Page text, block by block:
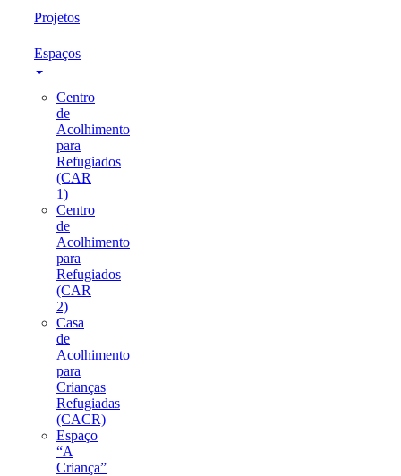
Projetos
Espaços
Centro
de
Acolhimento
para
Refugiados
(CAR
1)
Centro
de
Acolhimento
para
Refugiados
(CAR
2)
Casa
de
Acolhimento
para
Crianças
Refugiadas
(CACR)
Espaço
“A
Criança”